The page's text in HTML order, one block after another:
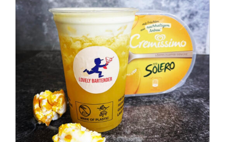
Bewertet
5.00
von
5
IN DEN WARENKORB DETAILS